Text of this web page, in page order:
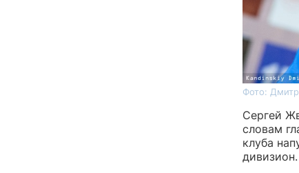
Фото:
Сергей
словам
клуба
дивизион.